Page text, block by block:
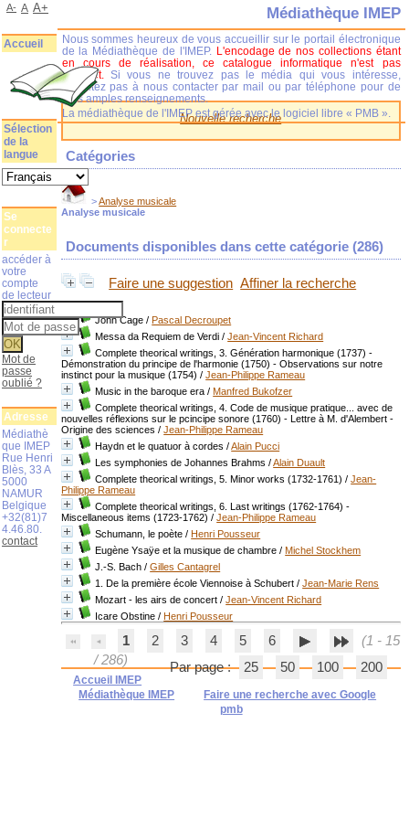
Nouvelle recherche
Catégories
>Analyse musicale
Analyse musicale
Documents disponibles dans cette catégorie (286)
Faire une suggestion Affiner la recherche
John Cage /Pascal Decroupet
Messa da Requiem de Verdi /Jean-Vincent Richard
Complete theorical writings, 3. Génération harmonique (1737) -
Démonstration du principe de l'harmonie (1750) - Observations sur notre
instinct pour la musique (1754) /Jean-Philippe Rameau
Music in the baroque era /Manfred Bukofzer
Complete theorical writings, 4. Code de musique pratique... avec de
nouvelles réflexions sur le pcincipe sonore (1760) - Lettre à M. d'Alembert -
Origine des sciences /Jean-Philippe Rameau
Haydn et le quatuor à cordes /Alain Pucci
Les symphonies de Johannes Brahms /Alain Duault
Complete theorical writings, 5. Minor works (1732-1761) /Jean-
Philippe Rameau
Complete theorical writings, 6. Last writings (1762-1764) -
Miscellaneous items (1723-1762) /Jean-Philippe Rameau
Schumann, le poète /Henri Pousseur
Eugène Ysaÿe et la musique de chambre /Michel Stockhem
J.-S. Bach /Gilles Cantagrel
1. De la première école Viennoise à Schubert /Jean-Marie Rens
Mozart - les airs de concert /Jean-Vincent Richard
Icare Obstine /Henri Pousseur
1 2 3 4 5 6
(1 - 15
/ 286)
Par page : 25 50 100 200
Accueil IMEP
Médiathèque IMEP
Faire une recherche avec Google
pmb
Médiathèque IMEP
Nous sommes heureux de vous accueillir sur le portail électronique
de la Médiathèque de l'IMEP. L'encodage de nos collections étant
en cours de réalisation, ce catalogue informatique n'est pas
complet.
Si vous ne trouvez pas le média qui vous intéresse,
n'hésitez pas à nous contacter par mail ou par téléphone pour de
plus amples renseignements.
La médiathèque de l'IMEP est gérée avec le logiciel libre « PMB ».
A- A A+
Accueil
Sélection
de la
langue
Se
connecte
r
accéder à
votre
compte
de lecteur
Mot de
passe
oublié ?
Adresse
Médiathè
que IMEP
Rue Henri
Blès, 33 A
5000
NAMUR
Belgique
+32(81)7
4.46.80.
contact